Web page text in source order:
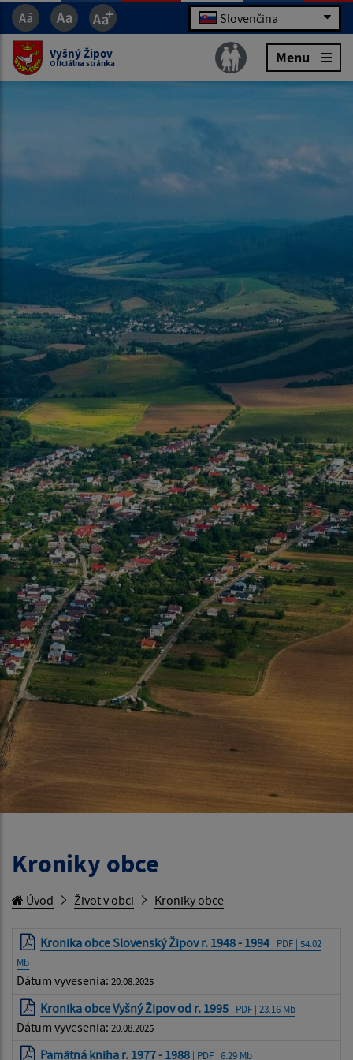
Slovenčina
Vyšný Žipov
Oficiálna stránka Menu
Kroniky obce
Úvod Život v obci Kroniky obce
Kronika obce Slovenský Žipov r. 1948 - 1994 | PDF | 54.02
Mb
Dátum vyvesenia: 20.08.2025
Kronika obce Vyšný Žipov od r. 1995 | PDF | 23.16 Mb
Dátum vyvesenia: 20.08.2025
Pamätná kniha r. 1977 - 1988 | PDF | 6.29 Mb